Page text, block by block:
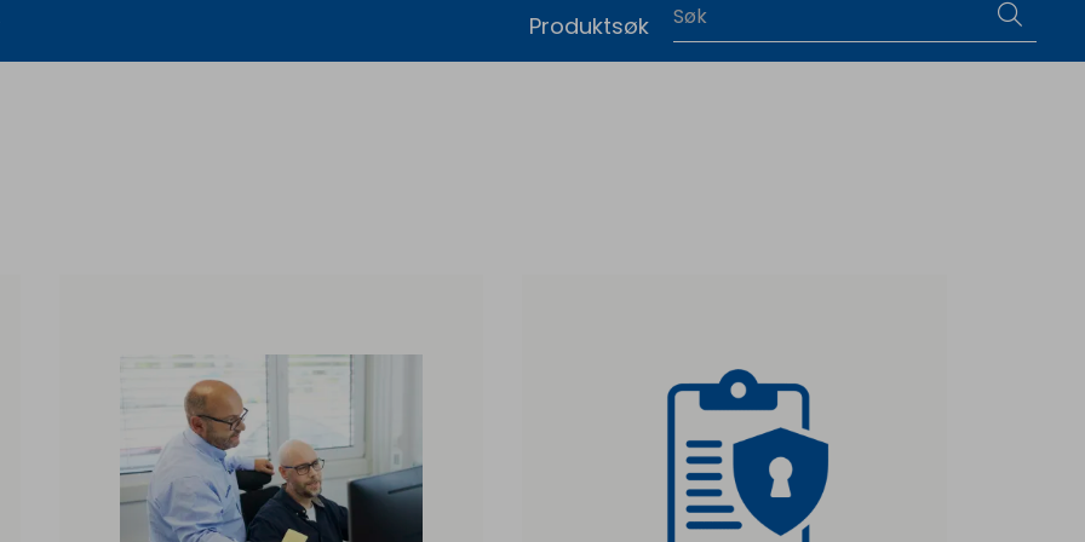
og dokumentasjon | Language
Produktsøk